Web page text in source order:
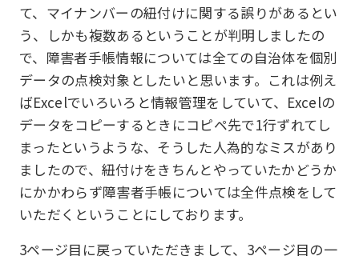
て、マイナンバーの紐付けに関する誤りがあるとい
う、しかも複数あるということが判明しましたの
で、障害者手帳情報については全ての自治体を個別
データの点検対象としたいと思います。これは例え
ばExcelでいろいろと情報管理をしていて、Excelの
データをコピーするときにコピペ先で1行ずれてし
まったというような、そうした人為的なミスがあり
ましたので、紐付けをきちんとやっていたかどうか
にかかわらず障害者手帳については全件点検をして
いただくということにしております。
3ページ目に戻っていただきまして、3ページ目の一